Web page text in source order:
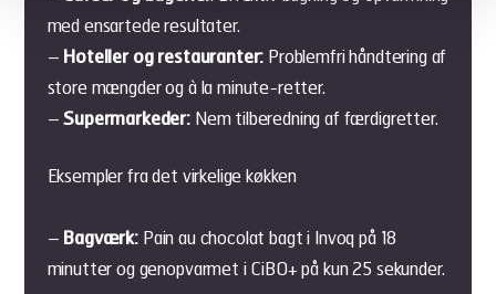
med ensartede resultater.
– Hoteller og restauranter: Problemfri håndtering af
store mængder og à la minute-retter.
–Supermarkeder: Nem tilberedning af færdigretter.
Eksempler fra det virkelige køkken
– Bagværk:Pain au chocolat bagt i Invoq på 18
minutter og genopvarmet i CiBO+ på kun 25 sekunder.